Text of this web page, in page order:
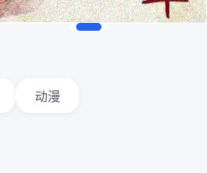
动漫